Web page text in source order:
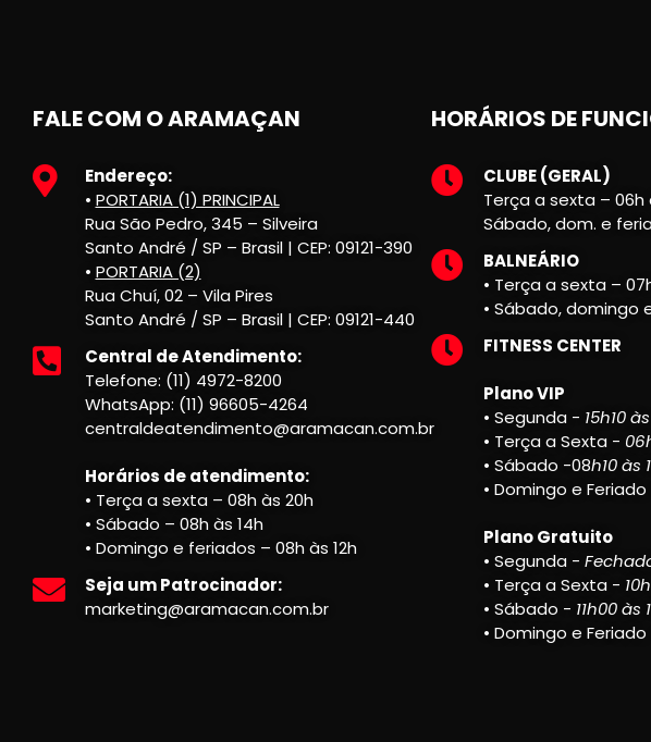
FALE COM O ARAMAÇAN
Endereço:
• PORTARIA (1) PRINCIPAL
Rua São Pedro, 345 – Silveira
Santo André / SP – Brasil | CEP: 09121-390
• PORTARIA (2)
Rua Chuí, 02 – Vila Pires
Santo André / SP – Brasil | CEP: 09121-440
Central de Atendimento:
Telefone: (11) 4972-8200
WhatsApp: (11) 96605-4264
centraldeatendimento@aramacan.com.br
Horários de atendimento:
• Terça a sexta – 08h às 20h
• Sábado – 08h às 14h
• Domingo e feriados – 08h às 12h
Seja um Patrocinador:
marketing@aramacan.com.br
HORÁRIOS DE
CLUBE (GERAL)
Terça a sexta – 06h
Sábado, dom. e
BALNEÁRIO
• Terça a sexta –
• Sábado, domingo
FITNESS CENTER
Plano VIP
• Segunda - 15h10
• Terça a Sexta -
• Sábado -08h10 às
• Domingo e
Plano Gratuito
• Segunda -
• Terça a Sexta -
• Sábado - 11h00 às
• Domingo e